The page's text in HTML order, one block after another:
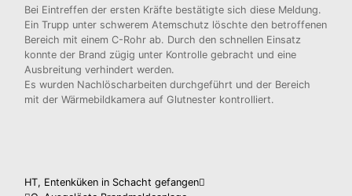
Bei Eintreffen der ersten Kräfte bestätigte sich diese Meldung.
Ein Trupp unter schwerem Atemschutz löschte den betroffenen
Bereich mit einem C-Rohr ab. Durch den schnellen Einsatz
konnte der Brand zügig unter Kontrolle gebracht und eine
Ausbreitung verhindert werden.
Es wurden Nachlöscharbeiten durchgeführt und der Bereich
mit der Wärmebildkamera auf Glutnester kontrolliert.
Beitragsnavigation
HT, Entenküken in Schacht gefangen